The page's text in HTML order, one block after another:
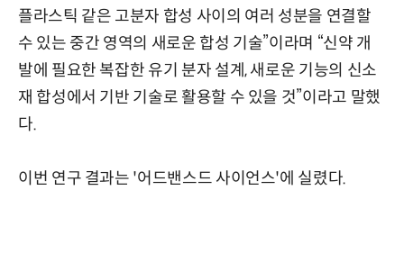
플라스틱 같은 고분자 합성 사이의 여러 성분을 연결할
수 있는 중간 영역의 새로운 합성 기술”이라며 “신약 개
발에 필요한 복잡한 유기 분자 설계, 새로운 기능의 신소
재 합성에서 기반 기술로 활용할 수 있을 것”이라고 말했
다.
이번 연구 결과는 '어드밴스드 사이언스'에 실렸다.